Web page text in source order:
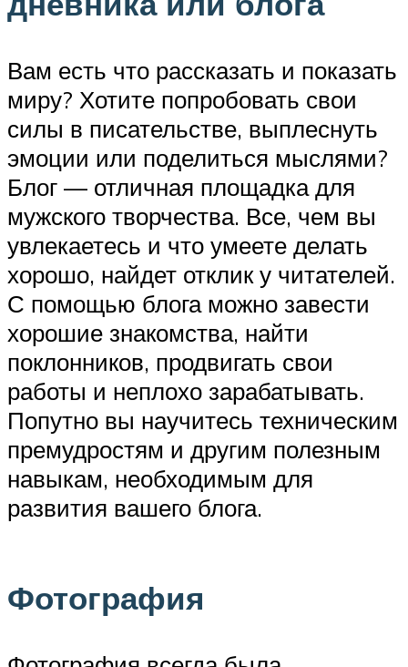
Вам есть что рассказать и показать
миру? Хотите попробовать свои
силы в писательстве, выплеснуть
эмоции или поделиться мыслями?
Блог — отличная площадка для
мужского творчества. Все, чем вы
увлекаетесь и что умеете делать
хорошо, найдет отклик у читателей.
С помощью блога можно завести
хорошие знакомства, найти
поклонников, продвигать свои
работы и неплохо зарабатывать.
Попутно вы научитесь техническим
премудростям и другим полезным
навыкам, необходимым для
развития вашего блога.
Фотография